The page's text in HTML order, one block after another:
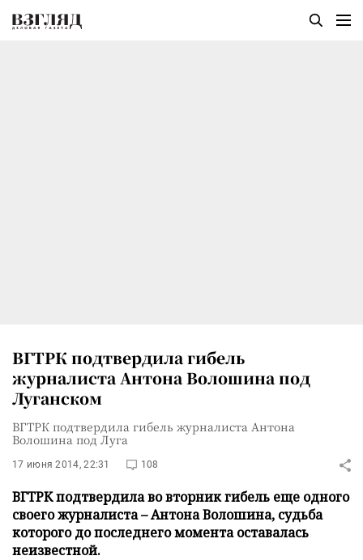
ВГТРК подтвердила гибель
журналиста Антона Волошина под
Луганском
ВГТРК подтвердила гибель журналиста Антона
Волошина под Луга
17 июня 2014, 22:31 108
ВГТРК подтвердила во вторник гибель еще одного
своего журналиста – Антона Волошина, судьба
которого до последнего момента оставалась
неизвестной.